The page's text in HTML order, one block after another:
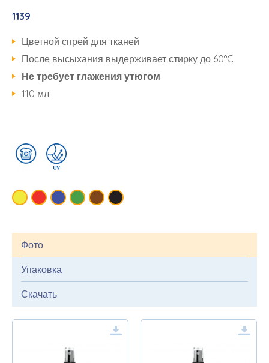
1139
Цветной спрей для тканей
После высыхания выдерживает стирку до 60°C
Не требует глажения утюгом
110 мл
Фото
Упаковка
Скачать